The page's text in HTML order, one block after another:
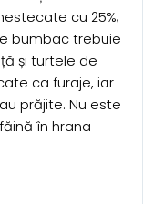
cu 25%;
bumbac trebuie
și turtele de
ca furaje, iar
prăjite. Nu este
în hrana